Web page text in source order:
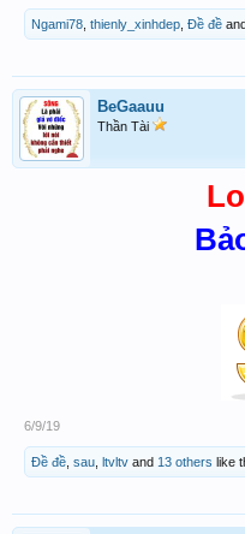
Ngami78 thienly_xinhdep Đề đề
BeGaauu
Thần Tài
6/9/19
Đề đề sau ltvltv and 13 others like